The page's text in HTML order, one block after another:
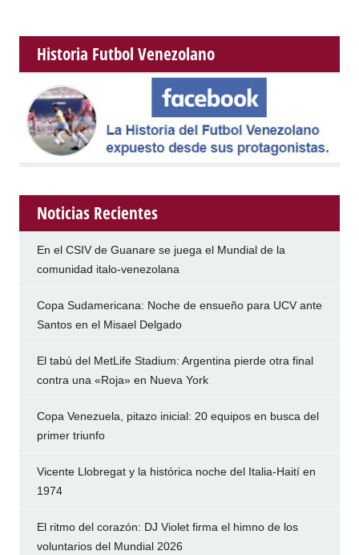
Historia Futbol Venezolano
Noticias Recientes
En el CSIV de Guanare se juega el Mundial de la
comunidad italo-venezolana
Copa Sudamericana: Noche de ensueño para UCV ante
Santos en el Misael Delgado
El tabú del MetLife Stadium: Argentina pierde otra final
contra una «Roja» en Nueva York
Copa Venezuela, pitazo inicial: 20 equipos en busca del
primer triunfo
Vicente Llobregat y la histórica noche del Italia-Haití en
1974
El ritmo del corazón: DJ Violet firma el himno de los
voluntarios del Mundial 2026